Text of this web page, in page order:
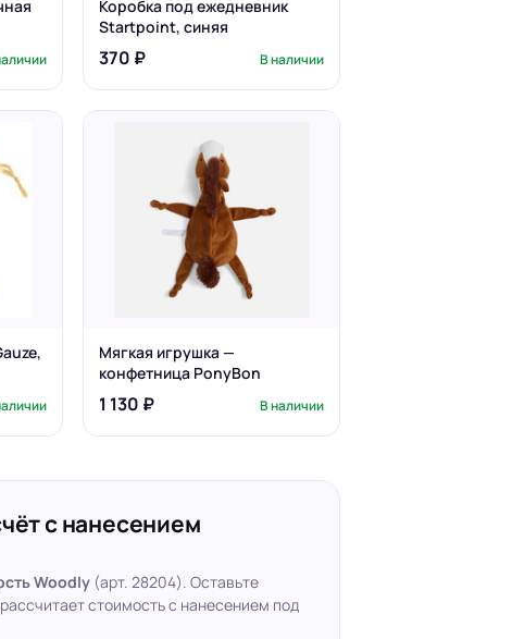
Коробка под ежедневник
Startpoint, синяя
370 ₽ В наличии
Мягкая игрушка —
конфетница PonyBon
1 130 ₽ В наличии
с нанесением
Woodly(арт. 28204). Оставьте
стоимость с нанесением под